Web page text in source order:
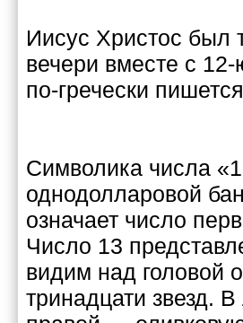
Иисус Христос был
вечери вместе с
по-гречески
Символика числа
однодолларовой
означает число
Число 13
видим над головой
тринадцати звезд.